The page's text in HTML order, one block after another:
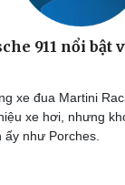
911 nổi bật
xe đua Martini
xe hơi, nhưng
như Porches.